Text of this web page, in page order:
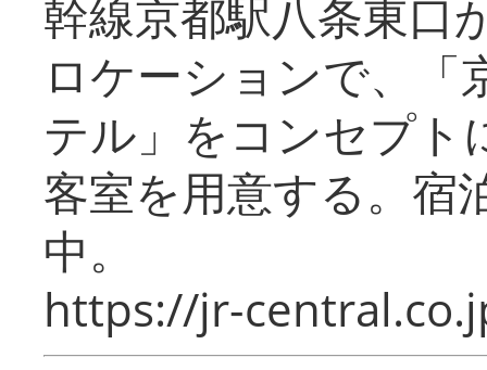
幹線京都駅八条東口
ロケーションで、「
テル」をコンセプト
客室を用意する。宿
中。
https://jr-